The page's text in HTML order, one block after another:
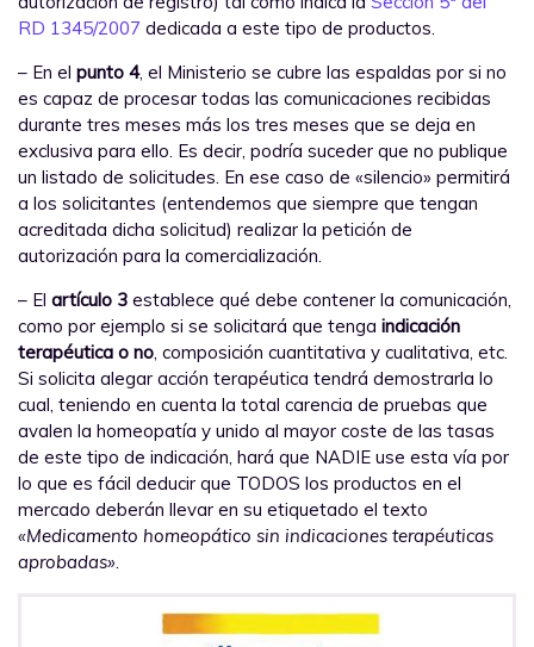
RD 1345/2007 dedicada a este tipo de productos.
– En el punto 4, el Ministerio se cubre las espaldas por si no
es capaz de procesar todas las comunicaciones recibidas
durante tres meses más los tres meses que se deja en
exclusiva para ello. Es decir, podría suceder que no publique
un listado de solicitudes. En ese caso de «silencio» permitirá
a los solicitantes (entendemos que siempre que tengan
acreditada dicha solicitud) realizar la petición de
autorización para la comercialización.
– El artículo 3 establece qué debe contener la comunicación,
como por ejemplo si se solicitará que tenga indicación
terapéutica o no, composición cuantitativa y cualitativa, etc.
Si solicita alegar acción terapéutica tendrá demostrarla lo
cual, teniendo en cuenta la total carencia de pruebas que
avalen la homeopatía y unido al mayor coste de las tasas
de este tipo de indicación, hará que NADIE use esta vía por
lo que es fácil deducir que TODOS los productos en el
mercado deberán llevar en su etiquetado el texto
«Medicamento homeopático sin indicaciones terapéuticas
aprobadas».